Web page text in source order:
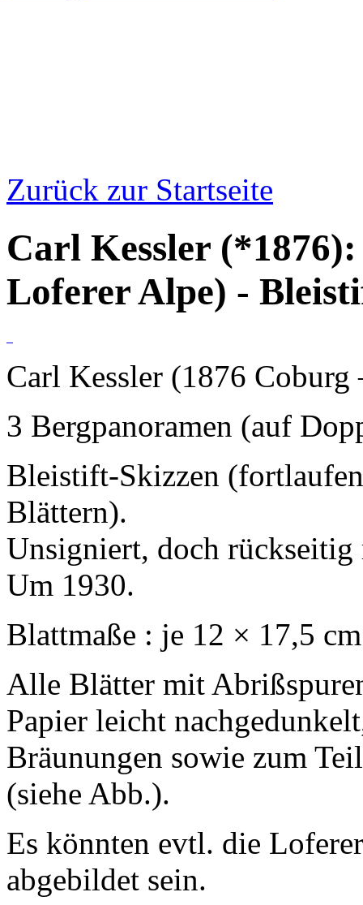
Zurück zur Startseite
Carl Kessler
Loferer Alpe) -
Carl Kessler (1876
3 Bergpanoramen (auf
Bleistift-Skizzen
Blättern).
Unsigniert, doch rückseitig
Um 1930.
Blattmaße : je 12 × 17,5
Alle Blätter mit
Papier leicht
Bräunungen sowie zum
(siehe Abb.).
Es könnten evtl. die
abgebildet sein.